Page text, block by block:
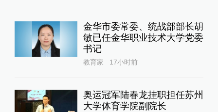
金华市委常委、统战部部长胡
敏已任金华职业技术大学党委
书记
教育家 17小时前
奥运冠军陆春龙挂职担任苏州
大学体育学院副院长